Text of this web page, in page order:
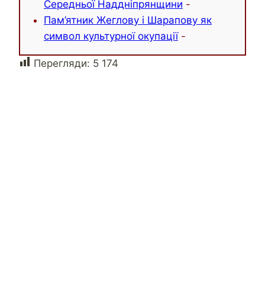
Середньої Наддніпрянщини -
Пам’ятник Жеглову і Шарапову як
символ культурної окупації-
Перегляди: 5 174